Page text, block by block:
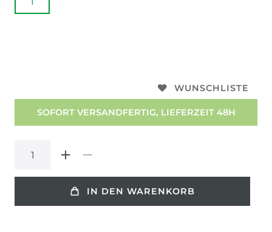
WUNSCHLISTE
SOFORT VERSANDFERTIG, LIEFERZEIT 48H
IN DEN WARENKORB